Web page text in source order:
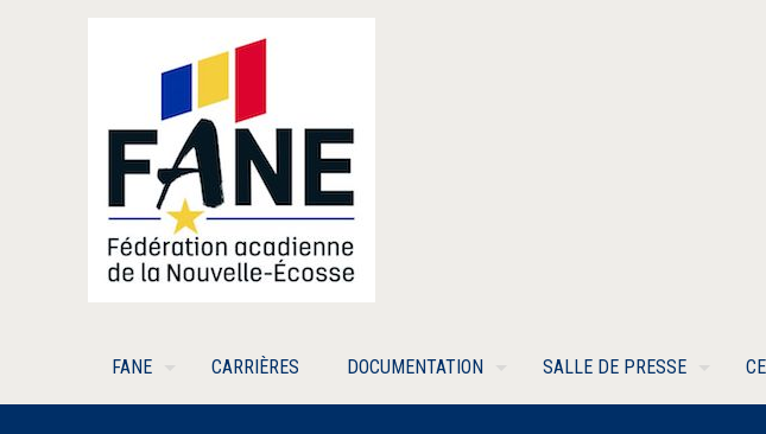
FANE CARRIÈRES DOCUMENTATION SALLE DE PRESSE